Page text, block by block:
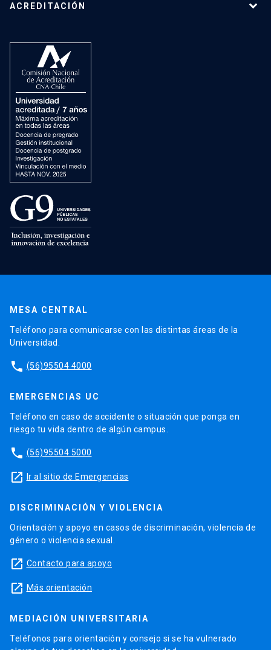
ACREDITACIÓN
MESA CENTRAL
Teléfono para comunicarse con las distintas áreas de la
Universidad.
phone (56)95504 4000
EMERGENCIAS UC
Teléfono en caso de accidente o situación que ponga en
riesgo tu vida dentro de algún campus.
phone (56)95504 5000
launch Ir al sitio de Emergencias
DISCRIMINACIÓN Y VIOLENCIA
Orientación y apoyo en casos de discriminación, violencia de
género o violencia sexual.
launch Contacto para apoyo
launch Más orientación
MEDIACIÓN UNIVERSITARIA
Teléfonos para orientación y consejo si se ha vulnerado